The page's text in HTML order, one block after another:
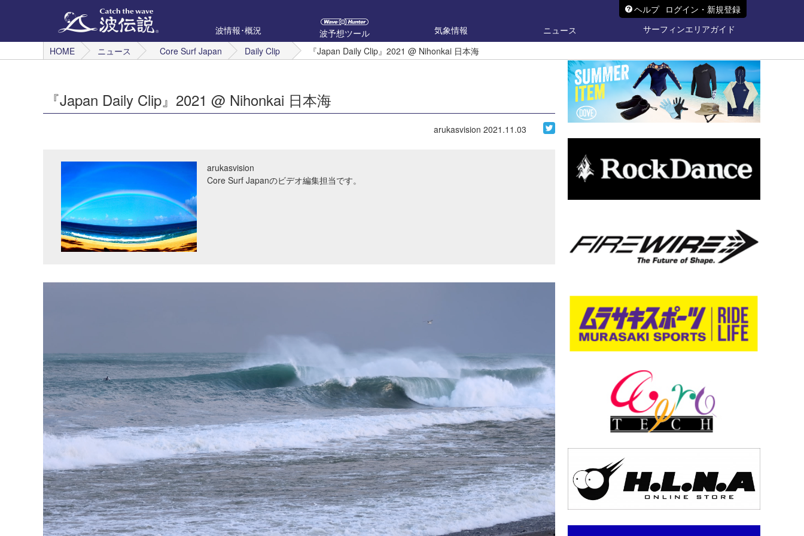
ヘルプ ログイン・新規登録
波情報･概況
波予想ツール 気象情報 ニュース
サーフィンエリアガイド
HOME
ニュース Core Surf Japan Daily Clip 『Japan Daily Clip』2021 @ Nihonkai 日本海
『Japan Daily Clip』2021 @ Nihonkai 日本海
arukasvision 2021.11.03
arukasvision
Core Surf Japanのビデオ編集担当です。